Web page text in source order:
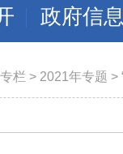
政府信
栏 > 2021年专题 >